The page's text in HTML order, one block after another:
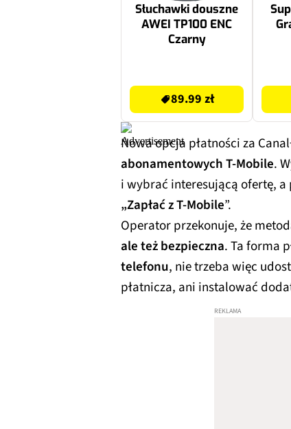
Słuchawki douszne
AWEI TP100 ENC
Czarny
89.99 zł
Nowa opcja płatności za
abonamentowych T-Mobile.
i wybrać interesującą ofertę,
„Zapłać z T-Mobile”.
Operator przekonuje, że
ale też bezpieczna. Ta forma
telefonu, nie trzeba więc
płatnicza, ani instalować